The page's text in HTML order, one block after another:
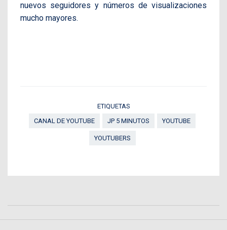
nuevos seguidores y números de visualizaciones
mucho mayores.
ETIQUETAS
CANAL DE YOUTUBE
JP 5 MINUTOS YOUTUBE
YOUTUBERS